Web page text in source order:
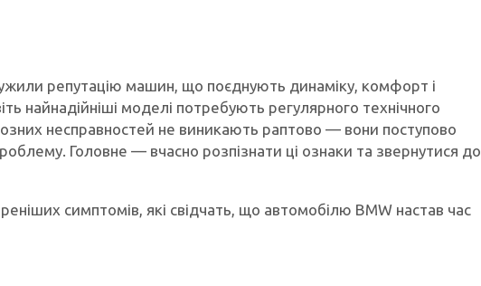
репутацію машин, що поєднують динаміку, комфорт і
найнадійніші моделі потребують регулярного технічного
несправностей не виникають раптово — вони поступово
Головне — вчасно розпізнати ці ознаки та звернутися до
симптомів, які свідчать, що автомобілю BMW настав час